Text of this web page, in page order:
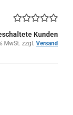
Kunden
MwSt. zzgl. Versand